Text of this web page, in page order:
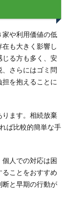
や利用価値の低
も大きく影響し
じる方も多く、安
さらにはゴミ問
を抱えることに
ります。相続放棄
ば比較的簡単な手
人での対応は困
ことをおすすめ
断と早期の行動が